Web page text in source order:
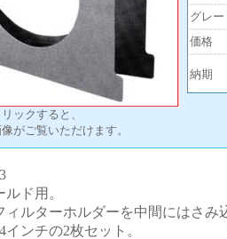
ックすると、
がご覧いただけます。
グレー
価格
納期
ルド用。
ィルターホルダーを中間にはさ
インチの2枚セット。